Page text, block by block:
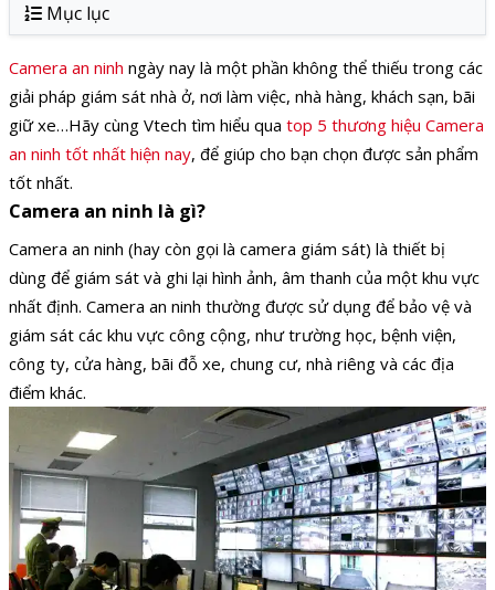
Mục lục
Camera an ninh ngày nay là một phần không thể thiếu trong các
giải pháp giám sát nhà ở, nơi làm việc, nhà hàng, khách sạn, bãi
giữ xe…Hãy cùng Vtech tìm hiểu qua top 5 thương hiệu Camera
an ninh tốt nhất hiện nay, để giúp cho bạn chọn được sản phẩm
tốt nhất.
Camera an ninh là gì?
Camera an ninh (hay còn gọi là camera giám sát) là thiết bị
dùng để giám sát và ghi lại hình ảnh, âm thanh của một khu vực
nhất định. Camera an ninh thường được sử dụng để bảo vệ và
giám sát các khu vực công cộng, như trường học, bệnh viện,
công ty, cửa hàng, bãi đỗ xe, chung cư, nhà riêng và các địa
điểm khác.